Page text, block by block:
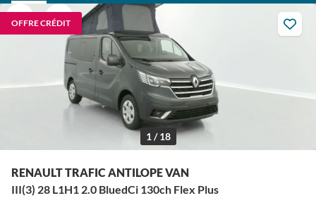
OFFRE CRÉDIT
1 / 18
RENAULT TRAFIC ANTILOPE VAN
III(3) 28 L1H1 2.0 BluedCi 130ch Flex Plus